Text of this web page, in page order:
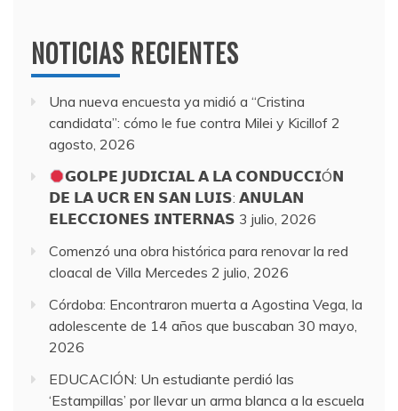
NOTICIAS RECIENTES
Una nueva encuesta ya midió a “Cristina
candidata”: cómo le fue contra Milei y Kicillof 2
agosto, 2026
𝗚𝗢𝗟𝗣𝗘 𝗝𝗨𝗗𝗜𝗖𝗜𝗔𝗟 𝗔 𝗟𝗔 𝗖𝗢𝗡𝗗𝗨𝗖𝗖𝗜Ó𝗡
𝗗𝗘 𝗟𝗔 𝗨𝗖𝗥 𝗘𝗡 𝗦𝗔𝗡 𝗟𝗨𝗜𝗦: 𝗔𝗡𝗨𝗟𝗔𝗡
𝗘𝗟𝗘𝗖𝗖𝗜𝗢𝗡𝗘𝗦 𝗜𝗡𝗧𝗘𝗥𝗡𝗔𝗦 3 julio, 2026
Comenzó una obra histórica para renovar la red
cloacal de Villa Mercedes 2 julio, 2026
Córdoba: Encontraron muerta a Agostina Vega, la
adolescente de 14 años que buscaban 30 mayo,
2026
EDUCACIÓN: Un estudiante perdió las
‘Estampillas’ por llevar un arma blanca a la escuela